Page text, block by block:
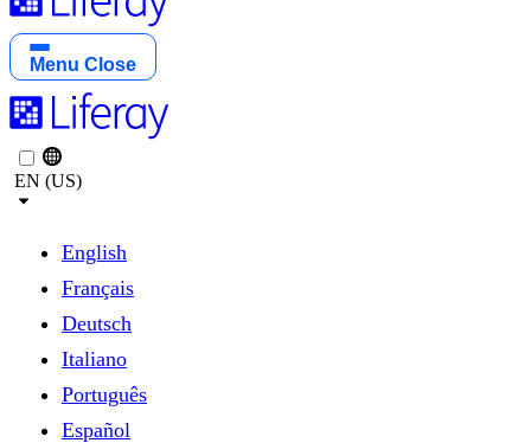
Menu Close
EN (US)
English
Français
Deutsch
Italiano
Português
Español